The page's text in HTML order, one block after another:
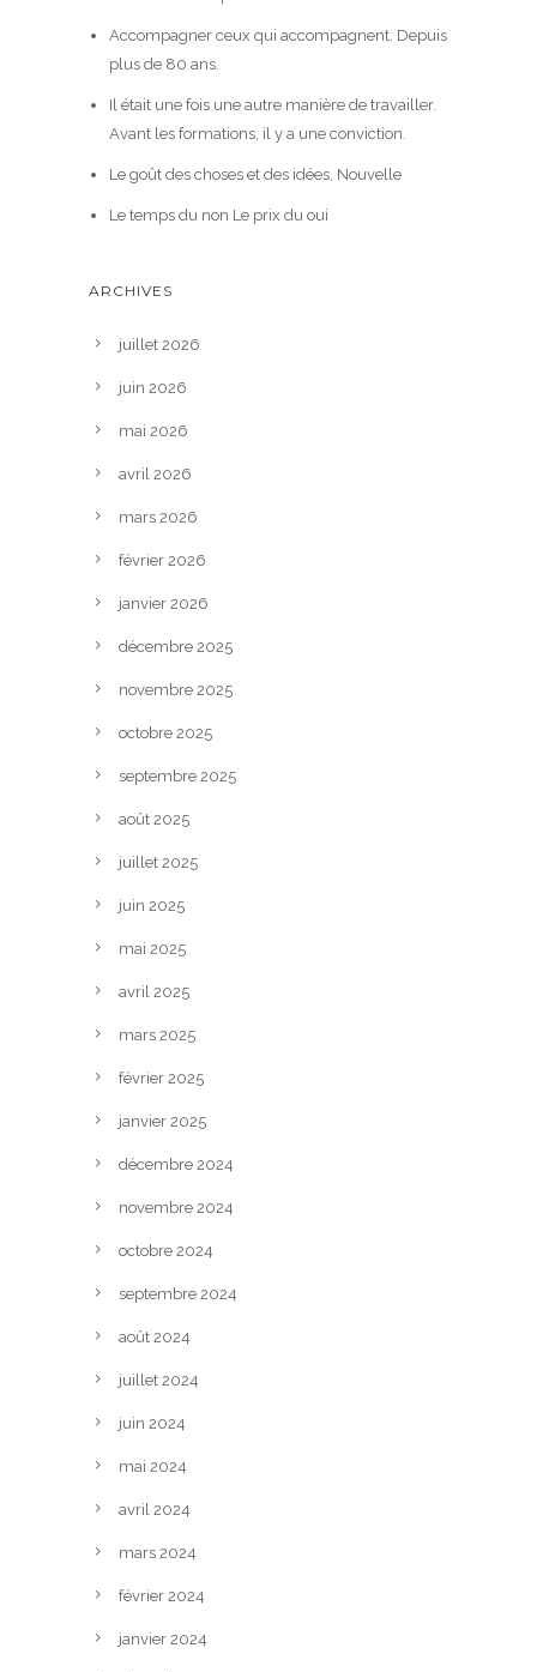
Accompagner ceux qui accompagnent. Depuis
plus de 80 ans.
Il était une fois une autre manière de travailler.
Avant les formations, il y a une conviction.
Le goût des choses et des idées, Nouvelle
Le temps du non Le prix du oui
ARCHIVES
juillet 2026
juin 2026
mai 2026
avril 2026
mars 2026
février 2026
janvier 2026
décembre 2025
novembre 2025
octobre 2025
septembre 2025
août 2025
juillet 2025
juin 2025
mai 2025
avril 2025
mars 2025
février 2025
janvier 2025
décembre 2024
novembre 2024
octobre 2024
septembre 2024
août 2024
juillet 2024
juin 2024
mai 2024
avril 2024
mars 2024
février 2024
janvier 2024